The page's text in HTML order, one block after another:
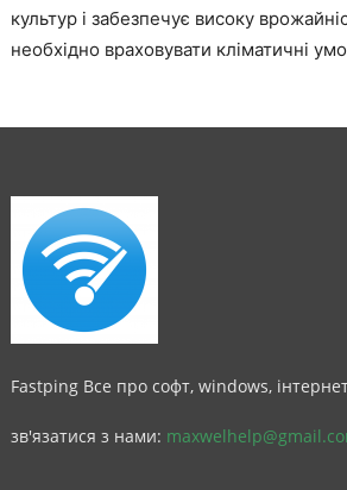
культур і забезпечує високу
необхідно враховувати кліматичні
Fastping Все про софт, windows,
зв'язатися з нами: